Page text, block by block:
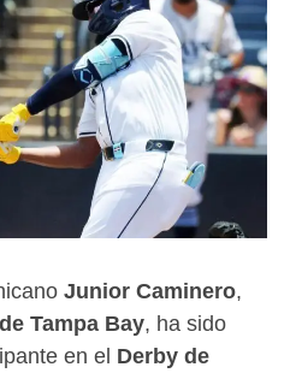
Junior Caminero,
Tampa Bay, ha sido
en el Derby de